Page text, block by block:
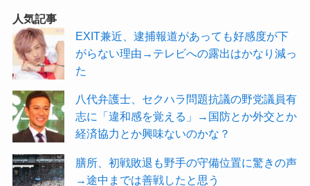
人気記事
EXIT兼近、逮捕報道があっても好感度が下
がらない理由→テレビへの露出はかなり減っ
た
八代弁護士、セクハラ問題抗議の野党議員有
志に「違和感を覚える」→国防とか外交とか
経済協力とか興味ないのかな？
膳所、初戦敗退も野手の守備位置に驚きの声
→途中までは善戦したと思う